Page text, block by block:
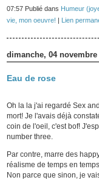
07:57 Publié dans Humeur
vie, mon oeuvre! | Lien
dimanche, 04 novembre
Eau de rose
Oh la la j'ai regardé Sex
mort! Je l'avais déjà
coin de l'oeil, c'est bof!
number three.
Par contre, marre des
réalisme de temps en
Non parce que sinon, je